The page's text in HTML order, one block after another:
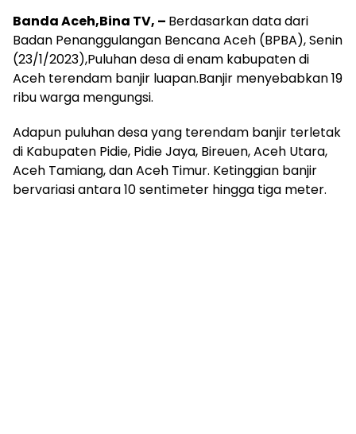
Banda Aceh,Bina TV, – Berdasarkan data dari
Badan Penanggulangan Bencana Aceh (BPBA), Senin
(23/1/2023),Puluhan desa di enam kabupaten di
Aceh terendam banjir luapan.Banjir menyebabkan 19
ribu warga mengungsi.
Adapun puluhan desa yang terendam banjir terletak
di Kabupaten Pidie, Pidie Jaya, Bireuen, Aceh Utara,
Aceh Tamiang, dan Aceh Timur. Ketinggian banjir
bervariasi antara 10 sentimeter hingga tiga meter.